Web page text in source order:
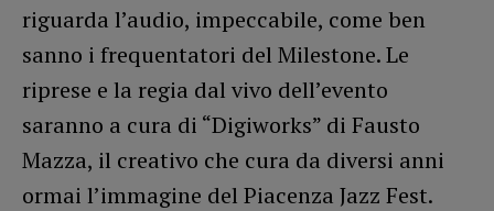
riguarda l’audio, impeccabile, come ben
sanno i frequentatori del Milestone. Le
riprese e la regia dal vivo dell’evento
saranno a cura di “Digiworks” di Fausto
Mazza, il creativo che cura da diversi anni
ormai l’immagine del Piacenza Jazz Fest.